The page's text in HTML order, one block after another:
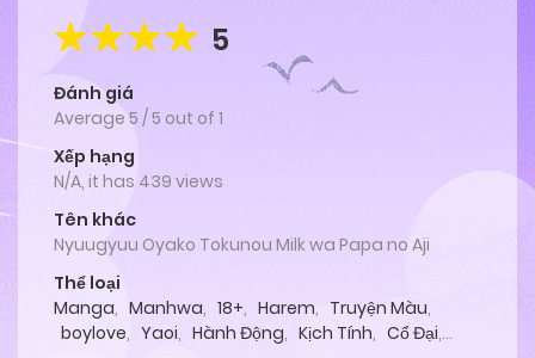
5
Đánh giá
Average 5 /5 out of 1
Xếp hạng
N/A, it has 439 views
Tên khác
Nyuugyuu Oyako Tokunou Milk wa Papa no Aji
Thể loại
Manga, Manhwa, 18+, Harem, Truyện Màu,
boylove, Yaoi, Hành Động, Kịch Tính, Cổ Đại,